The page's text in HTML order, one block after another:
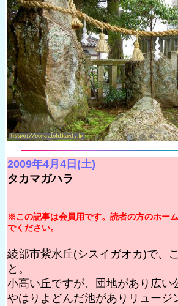
2009年4月4日(土)
タカマガハラ
※この記事は会員用です。読者の方のホー
でください。
綾部市紫水丘(シスイガオカ)で、
と。
小高い丘ですが、団地があり広い
やはりよどんだ池がありリュージ